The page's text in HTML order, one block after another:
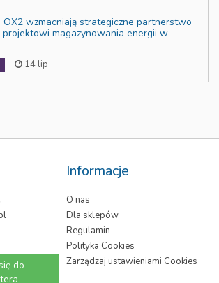
OX2 wzmacniają strategiczne partnerstwo
projektowi magazynowania energii w
14 lip
do
Informacje
O nas
Dla sklepów
Regulamin
Polityka Cookies
Zarządzaj ustawieniami Cookies